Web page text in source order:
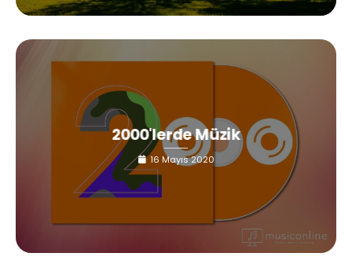
2000'lerde Müzik
16 Mayıs 2020